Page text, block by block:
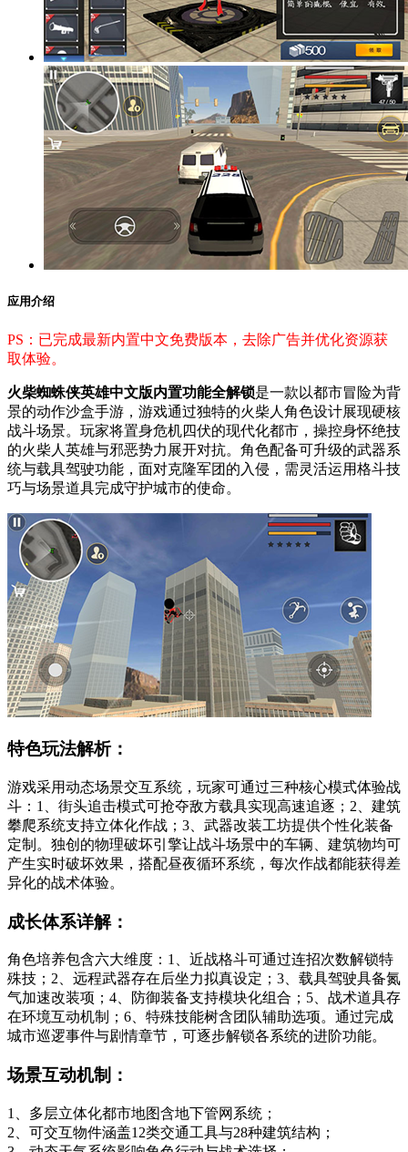
应用介绍
PS：已完成最新内置中文免费版本，去除广告并优化资源获
取体验。
火柴蜘蛛侠英雄中文版内置功能全解锁是一款以都市冒险为背
景的动作沙盒手游，游戏通过独特的火柴人角色设计展现硬核
战斗场景。玩家将置身危机四伏的现代化都市，操控身怀绝技
的火柴人英雄与邪恶势力展开对抗。角色配备可升级的武器系
统与载具驾驶功能，面对克隆军团的入侵，需灵活运用格斗技
巧与场景道具完成守护城市的使命。
特色玩法解析：
游戏采用动态场景交互系统，玩家可通过三种核心模式体验战
斗：1、街头追击模式可抢夺敌方载具实现高速追逐；2、建筑
攀爬系统支持立体化作战；3、武器改装工坊提供个性化装备
定制。独创的物理破坏引擎让战斗场景中的车辆、建筑物均可
产生实时破坏效果，搭配昼夜循环系统，每次作战都能获得差
异化的战术体验。
成长体系详解：
角色培养包含六大维度：1、近战格斗可通过连招次数解锁特
殊技；2、远程武器存在后坐力拟真设定；3、载具驾驶具备氮
气加速改装项；4、防御装备支持模块化组合；5、战术道具存
在环境互动机制；6、特殊技能树含团队辅助选项。通过完成
城市巡逻事件与剧情章节，可逐步解锁各系统的进阶功能。
场景互动机制：
1、多层立体化都市地图含地下管网系统；
2、可交互物件涵盖12类交通工具与28种建筑结构；